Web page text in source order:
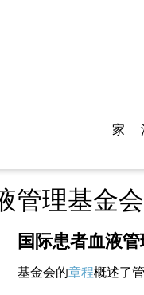
家
管理基金会
国际患者血液
基金会的章程概述了